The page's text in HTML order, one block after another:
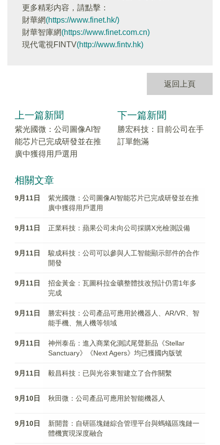
更多精彩内容，請點擊：
財華網(https://www.finet.hk/)
財華智庫網(https://www.finet.com.cn)
現代電視FINTV(http://www.fintv.hk)
返回上頁
上一篇新聞
紫光國微：公司圖像AI智
能芯片已完成研發並在推
廣中獲得用戶選用
下一篇新聞
勝宏科技：目前公司在手
訂單飽滿
相關文章
9月11日
紫光國微：公司圖像AI智能芯片已完成研發並在推
廣中獲得用戶選用
9月11日 正業科技：蘋果公司未向公司採購X光檢測設備
9月11日
駿成科技：公司可以參與人工智能顯示部件的合作
開發
9月11日
招金黃金：瓦圖科拉金礦整體技改預計仍需1年多
完成
9月11日
勝宏科技：公司產品可應用於機器人、AR/VR、智
能手機、無人機等領域
9月11日
神州泰岳：進入商業化測試尾聲新品《Stellar
Sanctuary》《Next Agers》均已獲國内版號
9月11日 毅昌科技：已與光谷東智建立了合作關繫
9月10日 秋田微：公司產品可應用於智能機器人
9月10日
新開普：自研區塊鏈綜合管理平台與螞蟻區塊鏈一
體機實現深度融合